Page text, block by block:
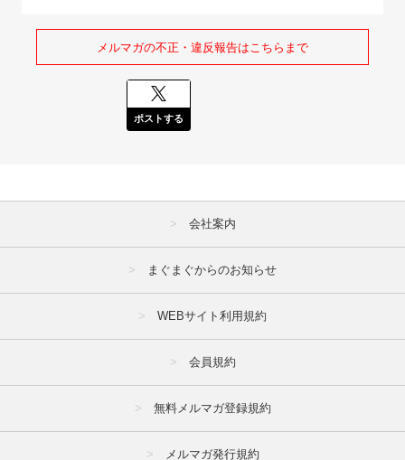
メルマガの不正・違反報告はこちらまで
ポストする
会社案内
まぐまぐからのお知らせ
WEBサイト利用規約
会員規約
無料メルマガ登録規約
メルマガ発行規約